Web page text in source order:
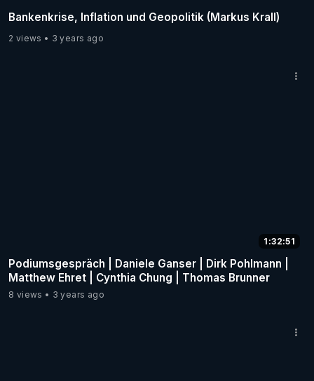
Bankenkrise, Inflation und Geopolitik (Markus Krall)
2 views 3 years ago
1:32:51
Podiumsgespräch | Daniele Ganser | Dirk Pohlmann |
Matthew Ehret | Cynthia Chung | Thomas Brunner
8 views 3 years ago